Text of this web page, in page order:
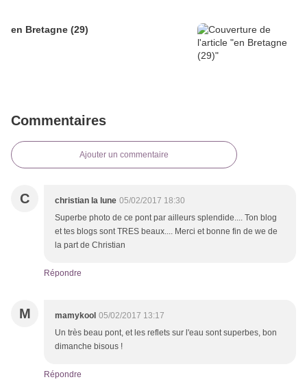
en Bretagne (29)
Commentaires
Ajouter un commentaire
C christian la lune 05/02/2017 18:30
Superbe photo de ce pont par ailleurs splendide.... Ton blog
et tes blogs sont TRES beaux.... Merci et bonne fin de we de
la part de Christian
Répondre
M mamykool 05/02/2017 13:17
Un très beau pont, et les reflets sur l'eau sont superbes, bon
dimanche bisous !
Répondre